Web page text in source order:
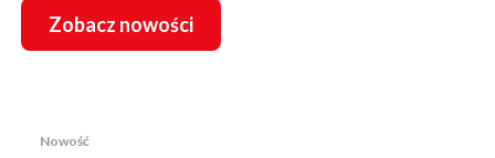
Zobacz nowości
Nowość